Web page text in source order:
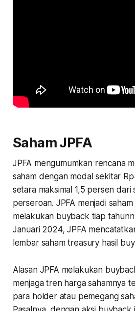
Saham JPFA
JPFA mengumumkan rencana
saham dengan modal sekitar
setara maksimal 1,5 persen dari
perseroan. JPFA menjadi
melakukan buyback tiap
Januari 2024, JPFA
lembar saham treasury hasil
Alasan JPFA melakukan
menjaga tren harga sahamnya
para holder atau pemegang